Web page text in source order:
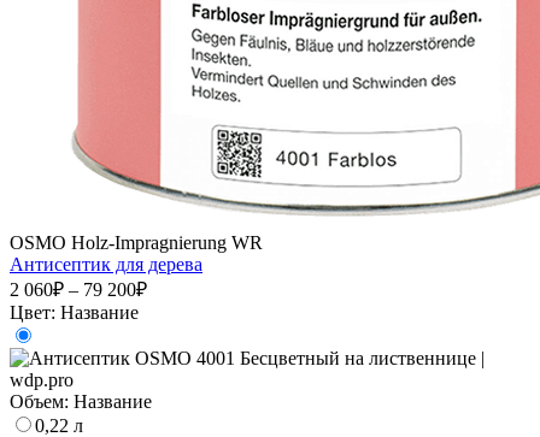
OSMO Holz-Impragnierung WR
Антисептик для дерева
2 060₽ – 79 200₽
Цвет: Название
Объем: Название
0,22 л